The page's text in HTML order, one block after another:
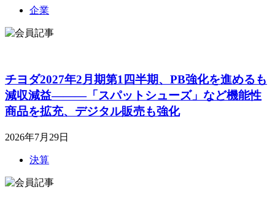
企業
チヨダ2027年2月期第1四半期、PB強化を進めるも
減収減益―――「スパットシューズ」など機能性
商品を拡充、デジタル販売も強化
2026年7月29日
決算